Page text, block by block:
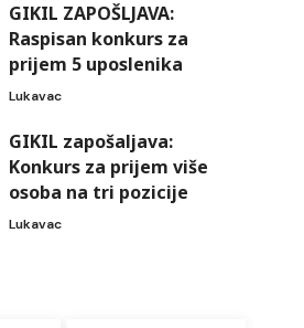
GIKIL ZAPOŠLJAVA:
Raspisan konkurs za
prijem 5 uposlenika
Lukavac
GIKIL zapošaljava:
Konkurs za prijem više
osoba na tri pozicije
Lukavac